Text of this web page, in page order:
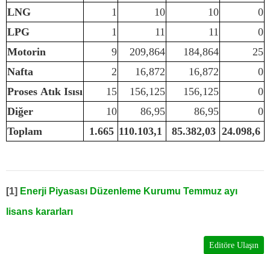
LNG
1 10 10
0
LPG
1 11 11
0
Motorin
9 209,864 184,864
25
Nafta
2 16,872 16,872
0
Proses Atık Isısı
15 156,125 156,125
0
Diğer
10 86,95 86,95
0
Toplam
1.665 110.103,1 85.382,03 24.098,6
[1] Enerji Piyasası Düzenleme Kurumu Temmuz ayı
lisans kararları
Editöre Ulaşın